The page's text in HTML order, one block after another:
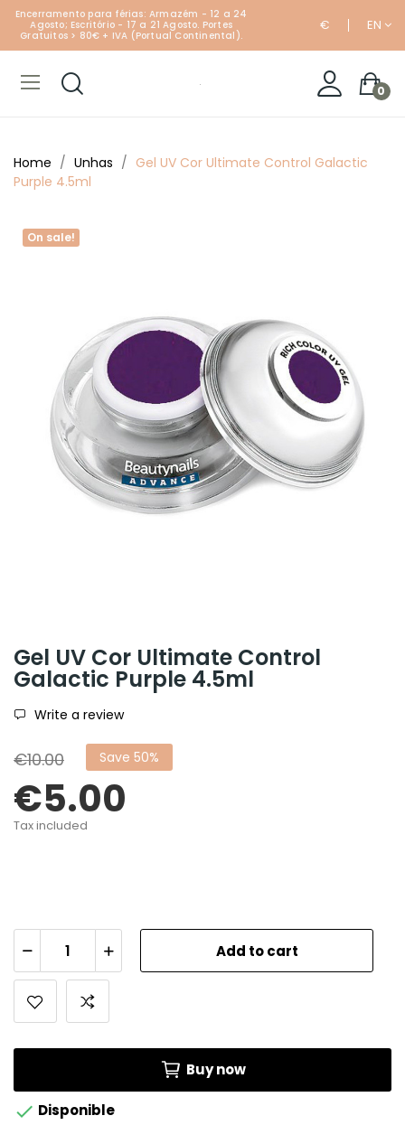
Encerramento para férias: Armazém - 12 a 24
Agosto; Escritório - 17 a 21 Agosto. Portes
Gratuitos > 80€ + IVA (Portual Continental).
€ EN
0
Home Unhas
Gel UV Cor Ultimate Control Galactic
Purple 4.5ml
On sale!
Gel UV Cor Ultimate Control
Galactic Purple 4.5ml
Write a review
€10.00 Save 50%
€5.00
Tax included
Add to cart
Buy now
 Disponible